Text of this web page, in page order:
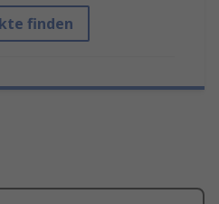
finden